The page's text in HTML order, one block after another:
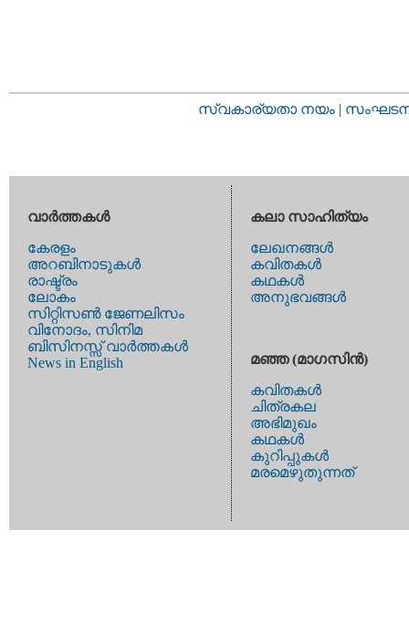
സ്വകാര്യതാ നയം |
വാര്‍ത്തകള്‍
കേരളം
അറബിനാടുകള്‍
രാഷ്ട്രം
ലോകം
സിറ്റിസണ്‍ ജേണലിസം
വിനോദം, സിനിമ
ബിസിനസ്സ് വാര്‍ത്തകള്‍
News in English
കലാ സാഹിത്യം
ലേഖനങ്ങള്‍
കവിതകള്‍
കഥകള്‍
അനുഭവങ്ങള്‍
മഞ്ഞ (മാഗസിന്‍)
കവിതകള്‍
ചിത്രകല
അഭിമുഖം
കഥകള്‍
കുറിപ്പുകള്‍
മരമെഴുതുന്നത്